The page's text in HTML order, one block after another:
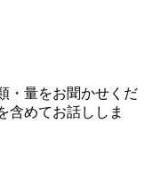
・量をお聞かせくだ
含めてお話ししま